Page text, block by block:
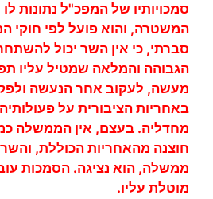
סמכויותיו של המפכ"ל נתונות
המשטרה, והוא פועל לפי חוקי
סברתי, כי אין השר יכול
הגבוהה והמלאה שמטיל עליו
מעשה, לעקוב אחר הנעשה
באחריות הציבורית על
מחדליה. בעצם, אין הממשלה
חוצנה מהאחריות הכוללת,
ממשלה, הוא נציגה. הסמכות
מוטלת עליו.